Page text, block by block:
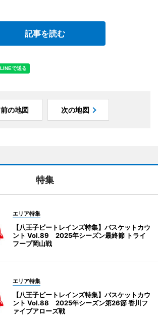
記事を読む
前の地図 次の地図
特集
エリア特集
【八王子ビートレインズ特集】バスケットカウ
ント Vol.89 2025年シーズン最終節 トライ
フープ岡山戦
エリア特集
【八王子ビートレインズ特集】バスケットカウ
ント Vol.88 2025年シーズン第26節 香川フ
ァイブアローズ戦